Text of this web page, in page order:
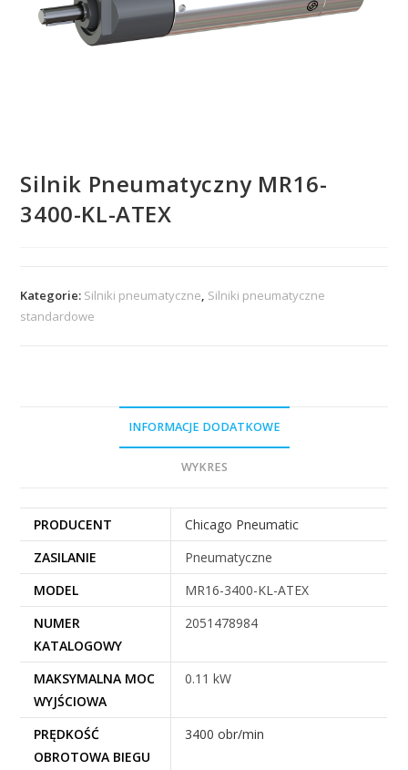
Silnik Pneumatyczny MR16-
3400-KL-ATEX
Kategorie: Silniki pneumatyczne, Silniki pneumatyczne
standardowe
INFORMACJE DODATKOWE
WYKRES
PRODUCENT
Chicago Pneumatic
ZASILANIE
Pneumatyczne
MODEL
MR16-3400-KL-ATEX
NUMER
KATALOGOWY
2051478984
MAKSYMALNA MOC
WYJŚCIOWA
0.11 kW
PRĘDKOŚĆ
OBROTOWA BIEGU
3400 obr/min